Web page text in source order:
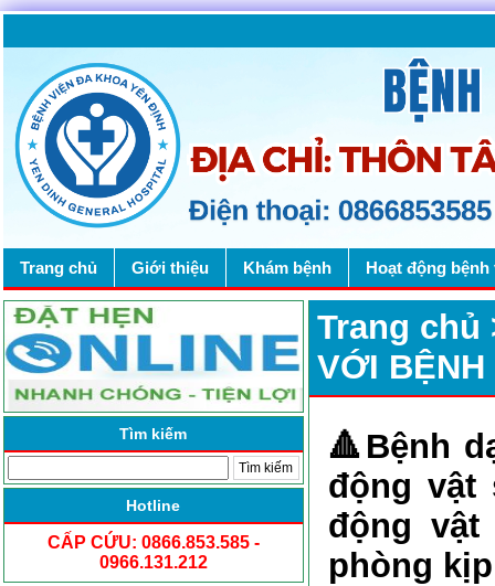
Trang chủ Giới thiệu Khám bệnh Hoạt động bệnh
Tìm kiếm
Hotline
CẤP CỨU: 0866.853.585 -
0966.131.212
Trang chủ
VỚI BỆNH
🔺 Bệnh
động vật
động
phòng